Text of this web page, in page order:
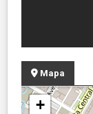
Mapa
+